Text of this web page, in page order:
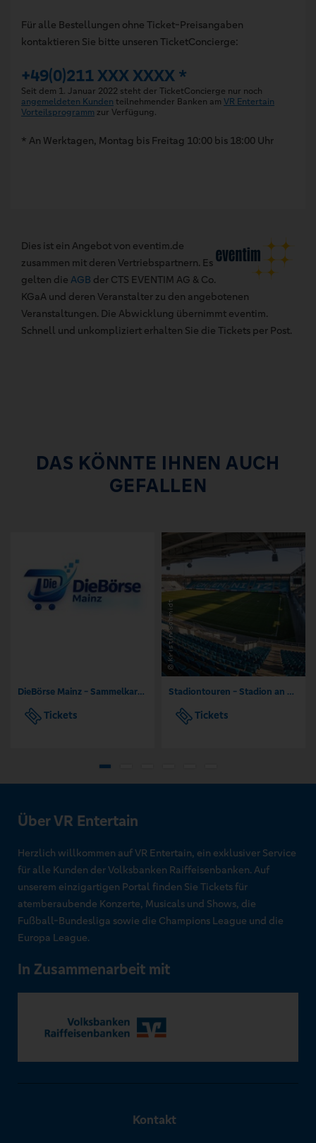
Für alle Bestellungen ohne Ticket-Preisangaben
kontaktieren Sie bitte unseren TicketConcierge:
+49(0)211 XXX XXXX *
Seit dem 1. Januar 2022 steht der TicketConcierge nur noch
angemeldeten Kunden teilnehmender Banken am VR Entertain
Vorteilsprogramm zur Verfügung.
* An Werktagen, Montag bis Freitag 10:00 bis 18:00 Uhr
Dies ist ein Angebot von eventim.de
zusammen mit deren Vertriebspartnern. Es
gelten die AGB der CTS EVENTIM AG & Co.
KGaA und deren Veranstalter zu den angebotenen
Veranstaltungen. Die Abwicklung übernimmt eventim.
Schnell und unkompliziert erhalten Sie die Tickets per Post.
DAS KÖNNTE IHNEN AUCH
GEFALLEN
DieBörse Mainz - Sammelkarten Börse TCG
Tickets
Stadiontouren - Stadion an der Gellertstraße Chemnitz
Tickets
Über VR Entertain
Herzlich willkommen auf VR Entertain, ein exklusiver Service
für alle Kunden der Volksbanken Raiffeisenbanken. Auf
unserem einzigartigen Portal finden Sie Tickets für
atemberaubende Konzerte, Musicals und Shows, die
Fußball-Bundesliga sowie die Champions League und die
Europa League.
In Zusammenarbeit mit
Kontakt